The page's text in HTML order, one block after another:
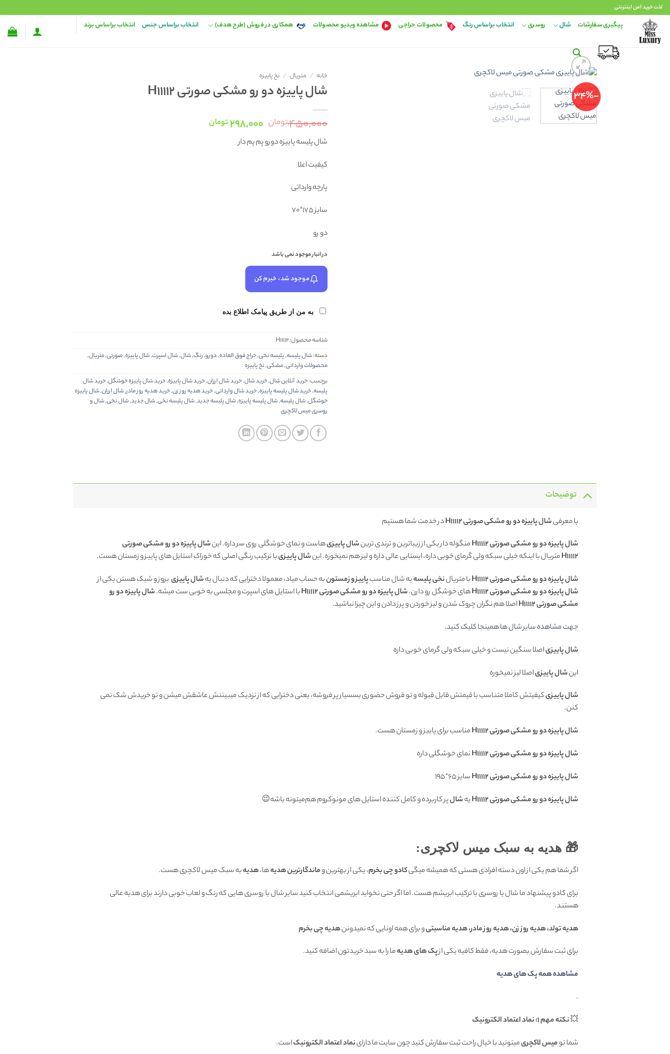
Skip
to
content
لذت خرید امن اینترنتی
پیگیری سفارشات شال روسری انتخاب براساس رنگ محصولات حراجی مشاهده ویدیو محصولات همکاری در فروش (طرح هدف) انتخاب براساس جنس انتخاب براساس برند
-34%
خانه / متریال / نخ پاییزه
شال پاییزه دو رو مشکی صورتی H11112
۴۵۰,۰۰۰تومان قیمت
اصلی:
۲۹۸,۰۰۰تومانقیمت
شال پلیسه پاییزه دورو پم پم دار
کیفیت اعلا
پارچه وارداتی
سایز ۱۷۵*۷۰
دو رو
در انبار موجود نمی باشد
موجود شد، خبرم کن
به من از طریق پیامک اطلاع بده
شناسه محصول:H11112
دسته:شال پلیسه,پلیسه نخی,حراج فوق العاده,دورو,رنگ,شال,شال اسپرت,شال پاییزه,صورتی,متریال,
محصولات وارداتی,مشکی,نخ پاییزه
برچسب:خرید آنلاین شال,خرید شال,خرید شال ارزان,خرید شال پاییزه,خرید شال پاییزه خوشگل,خرید شال
پلیسه,خرید شال پلیسه پاییزه,خرید شال وارداتی,خرید هدیه روز زن,خرید هدیه روز مادر,شال ارزان,شال پاییزه
خوشگل,شال پلیسه,شال پلیسه پاییزه,شال پلیسه جدید,شال پلیسه نخی,شال جدید,شال نخی,شال و
روسری میس لاکچری
توضیحات
با معرفیشال پاییزه دو رو مشکی صورتی H11112
در خدمت شما هستیم
شال پاییزه دو رو مشکی صورتی H11112
منگوله دار یکی از زیباترین و ترندی ترینشال پاییزیهاست و نمای خوشگلی روی سر داره. اینشال پاییزه دو رو مشکی صورتی
H11112متریال با اینکه خیلی سبکه ولی گرمای خوبی داره، ایستایی عالی داره و لیز هم نمیخوره. اینشال پاییزیبا ترکیب رنگی اصلی که خوراک استایل های پاییز و زمستان هست.
شال پاییزه دو رو مشکی صورتی H11112
با متریالنخی پلیسهیه شال مناسبپاییز و زمستونبه حساب میاد، معمولا دخترایی که دنبال یهشال پاییزی بروز و شیک هستن یکی از
شال پاییزه دو رو مشکی صورتی H11112
های خوشگل رو دارن.شال پاییزه دو رو مشکی صورتی H11112 با استایل های اسپرت و مجلسی به خوبی ست میشه.شال پاییزه دو رو
مشکی صورتی H11112
اصلا هم نگران چروک شدن و لیز خوردن و پرز دادن و این چیزا نباشید.
جهت مشاهده سایر شال ها همینجا کلیک کنید.
شال پاییزیاصلا سنگین نیست و خیلی سبکه ولی گرمای خوبی داره
اینشال پاییزیاصلا لیز نمیخوره
شال پاییزیکیفیتش کاملا متناسب با قیمتش قابل قبوله و تو فروش حضوری بسسیار پر فروشه، یعنی دخترایی که از نزدیک میبیننش عاشقش میشن و تو خریدش شک نمی
کنن.
شال پاییزه دو رو مشکی صورتی H11112
مناسب برای پاییز و زمستان هست.
شال پاییزه دو رو مشکی صورتی H11112
نمای خوشگلی داره
شال پاییزه دو رو مشکی صورتی H11112
سايز 65*195
شال پاییزه دو رو مشکی صورتی H11112
یهشالپر کاربرده و کامل کننده استایل های مونوکروم هم‌میتونه باشه😉
🎁 هدیه به سبک میس لاکچری:
اگر شما هم یکی از اون دسته افرادی هستی که همیشه میگیکادو چی بخرم، یکی از بهترین وماندگارترین هدیهها،هدیهبه سبک میس لاکچری هست.
برای کادو پیشنهاد ما شال یا روسری با ترکیب ابریشم هست. اما اگر حتی نخواید ابریشمی انتخاب کنید سایر شال یا روسری هایی که رنگ و لعاب خوبی دارند برای هدیه عالی
هستند.
هدیه تولد، هدیه روز زن، هدیه روز مادر، هدیه مناسبتیو برای همه اونایی که نمیدوننهدیه چی بخرم
برای ثبت سفارش بصورت هدیه، فقط کافیه یکی ازپک های هدیهما را به سبد خریدتون اضافه کنید.
مشاهده همه پک های هدیه
.
💥نکته مهم 1: نماد اعتماد الکترونیک
شما تومیس لاکچریمیتونید با خیال راحت ثبت سفارش کنید چون سایت ما داراینماد اعتماد الکترونیکاست.